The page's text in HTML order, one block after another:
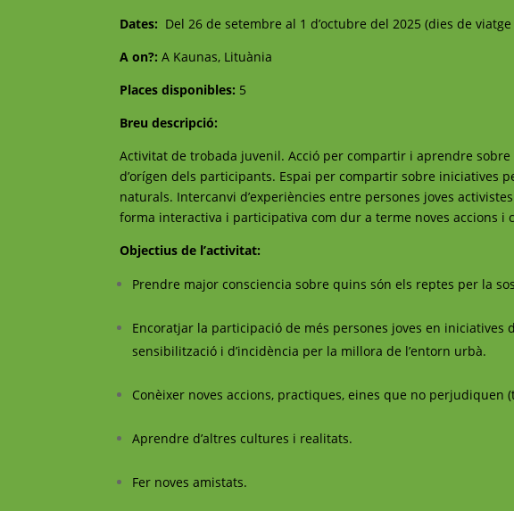
Dates: Del 26 de setembre al 1 d’octubre del 2025 (dies de
A on?:A Kaunas, Lituània
Places disponibles: 5
Breu descripció:
Activitat de trobada juvenil. Acció per compartir i aprendre
d’orígen dels participants. Espai per compartir sobre iniciatives
naturals. Intercanvi d’experiències entre persones joves
forma interactiva i participativa com dur a terme noves accions i
Objectius de l’activitat:
Prendre major consciencia sobre quins són els reptes per la
Encoratjar la participació de més persones joves en iniciatives
sensibilització i d’incidència per la millora de l’entorn urbà.
Conèixer noves accions, practiques, eines que no perjudiquen
Aprendre d’altres cultures i realitats.
Fer noves amistats.